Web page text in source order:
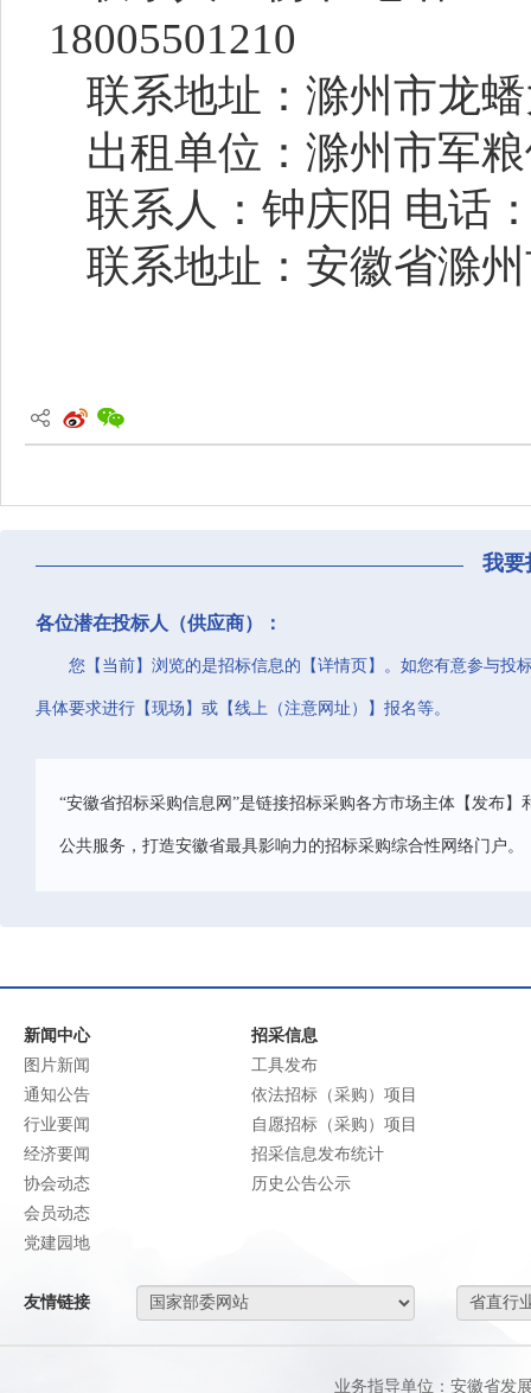
18005501210
联系地址：滁州市龙
出租单位： 滁州市军
联系人： 钟庆阳 电话
联系地址：安徽省滁
我要
各位潜在投标人（供应商）：
您【当前】浏览的是招标信息的【详情页】。如您有意参与投
具体要求进行【现场】或【线上（注意网址）】报名等。
“安徽省招标采购信息网”是链接招标采购各方市场主体【发布
公共服务，打造安徽省最具影响力的招标采购综合性网络门户。
新闻中心
图片新闻
通知公告
行业要闻
经济要闻
协会动态
会员动态
党建园地
招采信息
工具发布
依法招标（采购）项目
自愿招标（采购）项目
招采信息发布统计
历史公告公示
友情链接
业务指导单位：安徽省发